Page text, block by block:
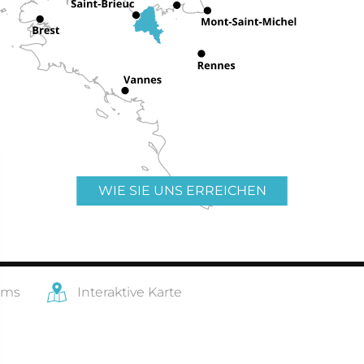
WIE SIE UNS ERREICHEN
Interaktive Karte